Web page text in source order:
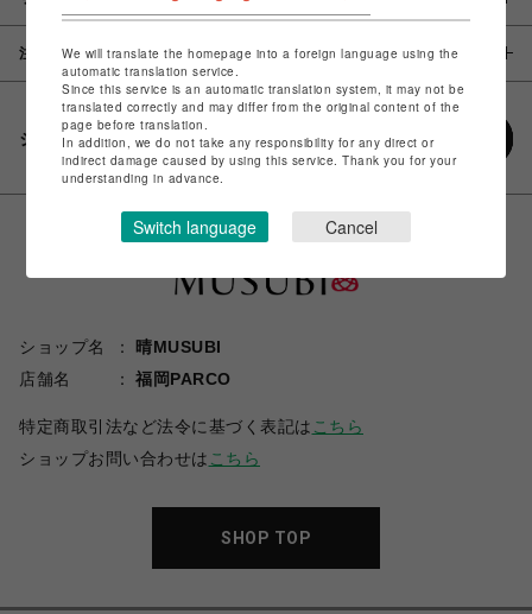
注意事項
シェアする
ショップ名
晴MUSUBI
店舗名
福岡PARCO
特定商取引法など法令に基づく表記は こちら
ショップお問い合わせは こちら
SHOP TOP
We will translate the homepage into a foreign language using the
automatic translation service.
Since this service is an automatic translation system, it may not be
translated correctly and may differ from the original content of the
page before translation.
In addition, we do not take any responsibility for any direct or
indirect damage caused by using this service. Thank you for your
understanding in advance.
Switch language Cancel